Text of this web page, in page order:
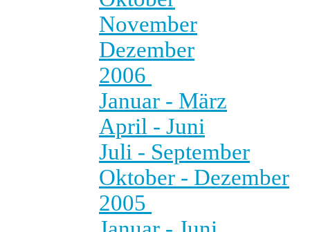
November
Dezember
2006
Januar - März
April - Juni
Juli - September
Oktober - Dezember
2005